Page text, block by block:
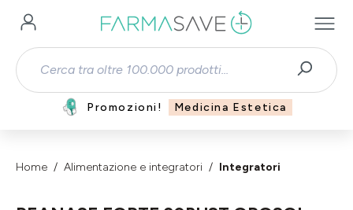
Passa al contenuto principale
Promozioni! Medicina Estetica
Home Alimentazione e integratori Integratori